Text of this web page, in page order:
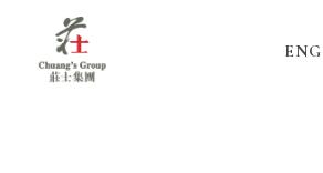
ENG